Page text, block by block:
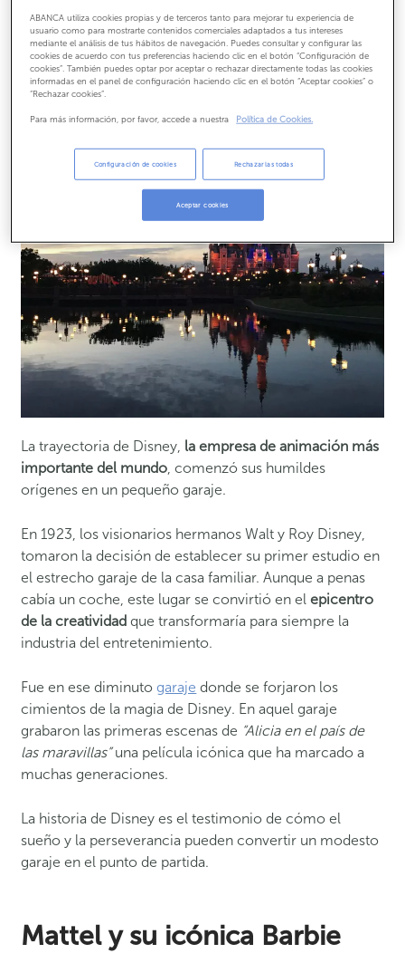
Disney: de un garaje a la
cima de la animación
mundial
La trayectoria de Disney, la empresa de animación más
importante del mundo, comenzó sus humildes
orígenes en un pequeño garaje.
En 1923, los visionarios hermanos Walt y Roy Disney,
tomaron la decisión de establecer su primer estudio en
el estrecho garaje de la casa familiar. Aunque a penas
cabía un coche, este lugar se convirtió en elepicentro
de la creatividad que transformaría para siempre la
industria del entretenimiento.
Fue en ese diminutogaraje donde se forjaron los
cimientos de la magia de Disney. En aquel garaje
grabaron las primeras escenas de “Alicia en el país de
las maravillas”una película icónica que ha marcado a
muchas generaciones.
La historia de Disney es el testimonio de cómo el
sueño y la perseverancia pueden convertir un modesto
garaje en el punto de partida.
Mattel y su icónica Barbie
ABANCA utiliza cookies propias y de terceros tanto para mejorar tu experiencia de
usuario como para mostrarte contenidos comerciales adaptados a tus intereses
mediante el análisis de tus hábitos de navegación. Puedes consultar y configurar las
cookies de acuerdo con tus preferencias haciendo clic en el botón “Configuración de
cookies”. También puedes optar por aceptar o rechazar directamente todas las cookies
informadas en el panel de configuración haciendo clic en el botón “Aceptar cookies” o
“Rechazar cookies”.
Para más información, por favor, accede a nuestra Política de Cookies.
Configuración de cookies
Aceptar cookies
Rechazarlas todas